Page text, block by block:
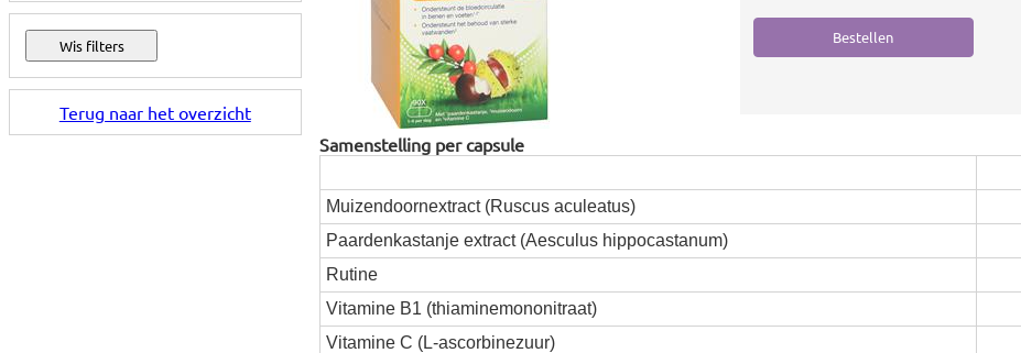
Terug naar het overzicht
Samenstelling per capsule
Muizendoornextract (Ruscus aculeatus)
Paardenkastanje extract (Aesculus hippocastanum)
Rutine
Vitamine B1 (thiaminemononitraat)
Vitamine C (L-ascorbinezuur)